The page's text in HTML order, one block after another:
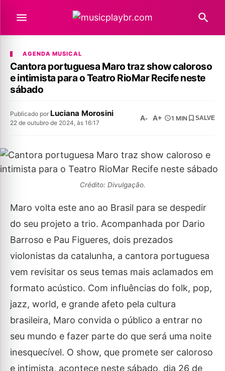
AGENDA MUSICAL
Cantora portuguesa Maro traz show caloroso
e intimista para o Teatro RioMar Recife neste
sábado
Publicado por Luciana Morosini
22 de outubro de 2024, às 16:17
A- A+ 1 MIN SALVE
Crédito: Divulgação.
Maro volta este ano ao Brasil para se despedir
do seu projeto a trio. Acompanhada por Dario
Barroso e Pau Figueres, dois prezados
violonistas da catalunha, a cantora portuguesa
vem revisitar os seus temas mais aclamados em
formato acústico. Com influências do folk, pop,
jazz, world, e grande afeto pela cultura
brasileira, Maro convida o público a entrar no
seu mundo e fazer parte do que será uma noite
inesquecível. O show, que promete ser caloroso
e intimista, acontece neste sábado, dia 26 de